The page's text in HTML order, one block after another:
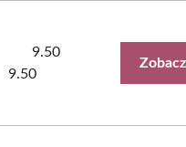
9.50
9.50